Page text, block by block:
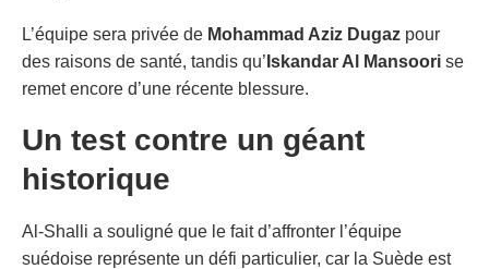
L’équipe sera privée de Mohammad Aziz Dugaz pour
des raisons de santé, tandis qu’ Iskandar Al Mansoori se
remet encore d’une récente blessure.
Un test contre un géant
historique
Al-Shalli a souligné que le fait d’affronter l’équipe
suédoise représente un défi particulier, car la Suède est